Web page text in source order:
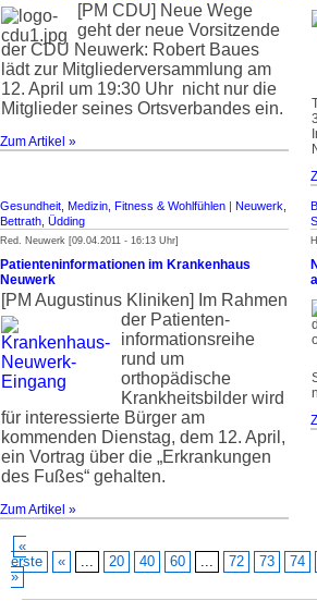
[PM CDU] Neue Wege
geht der neue Vorsitzende
der CDU Neuwerk: Robert Baues
lädt zur Mitgliederversammlung am
12. April um 19:30 Uhr nicht nur die
Mitglieder seines Ortsverbandes ein.
Zum Artikel »
Gesundheit, Medizin, Fitness & Wohlfühlen | Neuwerk,
Bettrath, Üdding
Red. Neuwerk [09.04.2011 - 16:13 Uhr]
Patienteninformationen im Krankenhaus
Neuwerk
[PM Augustinus Kliniken]
Im Rahmen
der Patienten­
informations­reihe
rund um
orthopädische
Krankheitsbilder wird
für interessierte Bürger am
kommenden Dienstag, dem 12. April,
ein Vortrag über die „Erkrankungen
des Fußes“ gehalten.
Zum Artikel »
«
erste
« ... 20 40 60 ... 72 73 74
»